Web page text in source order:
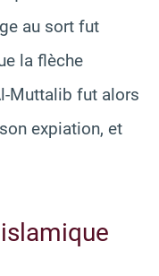
au sort fut
la flèche
Muttalib fut alors
expiation, et